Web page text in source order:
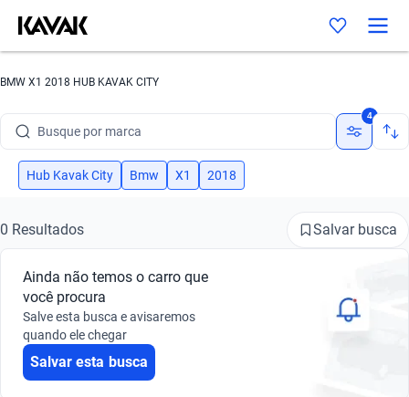
BMW X1 2018 HUB KAVAK CITY
Busque por marca
Busque por modelo
Busque por ano
Busque por marca
Busque por modelo
4
Hub Kavak City Bmw X1 2018
0 Resultados Salvar busca
Ainda não temos o carro que
você procura
Salve esta busca e avisaremos
quando ele chegar
Salvar esta busca